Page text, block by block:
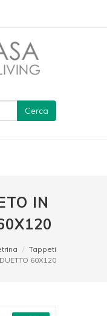
Cerca
IN
Tappeti
60X120